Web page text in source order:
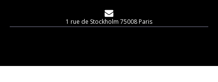
1 rue de Stockholm 75008 Paris